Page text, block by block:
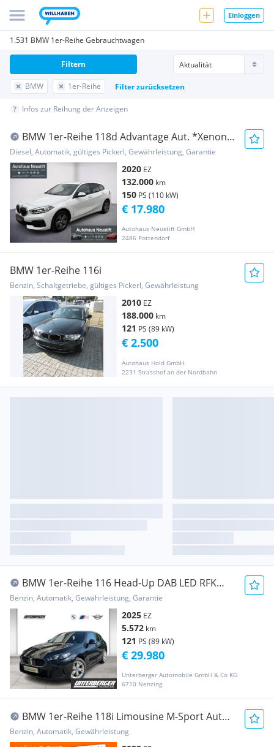
Einloggen
1.531 BMW 1er-Reihe Gebrauchtwagen
BMW 1er-Reihe Filter zurücksetzen
Filtern
Infos zur Reihung der Anzeigen
BMW 1er-Reihe 118d Advantage Aut. *Xenon*
Assist.*
Diesel, Automatik, gültiges Pickerl, Gewährleistung, Garantie
2020 EZ
132.000 km
150 PS (110 kW)
Autohaus Neustift GmbH
2486 Pottendorf
€ 17.980
BMW 1er-Reihe 116i
Benzin, Schaltgetriebe, gültiges Pickerl, Gewährleistung
2010 EZ
188.000 km
121 PS (89 kW)
Autohaus Hold GmbH.
2231 Strasshof an der Nordbahn
€ 2.500
BMW 1er-Reihe 116 Head-Up DAB LED RFK
Komfortzg. Klimaaut.
Benzin, Automatik, Gewährleistung, Garantie
2025 EZ
5.572 km
121 PS (89 kW)
Unterberger Automobile GmbH & Co KG
6710 Nenzing
€ 29.980
BMW 1er-Reihe 118i Limousine M-Sport Aut
LED AHK NAVI SITZHZG
Benzin, Automatik, Gewährleistung